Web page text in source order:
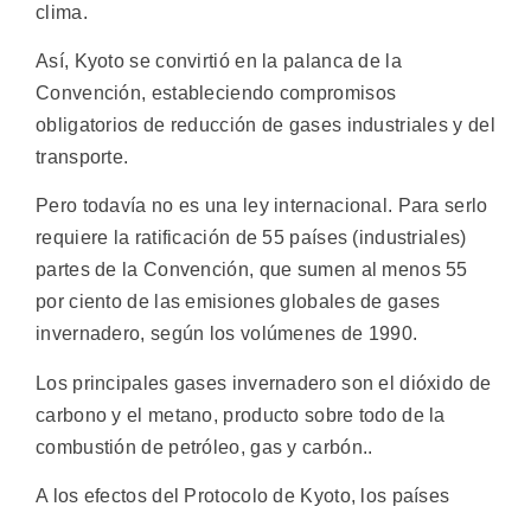
clima.
Así, Kyoto se convirtió en la palanca de la
Convención, estableciendo compromisos
obligatorios de reducción de gases industriales y del
transporte.
Pero todavía no es una ley internacional. Para serlo
requiere la ratificación de 55 países (industriales)
partes de la Convención, que sumen al menos 55
por ciento de las emisiones globales de gases
invernadero, según los volúmenes de 1990.
Los principales gases invernadero son el dióxido de
carbono y el metano, producto sobre todo de la
combustión de petróleo, gas y carbón..
A los efectos del Protocolo de Kyoto, los países